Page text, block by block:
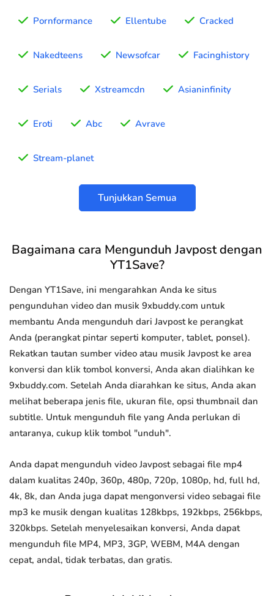
Pornformance Ellentube Cracked
Nakedteens Newsofcar Facinghistory
Serials Xstreamcdn Asianinfinity
Eroti Abc Avrave
Stream-planet
Tunjukkan Semua
Bagaimana cara Mengunduh Javpost dengan
YT1Save?
Dengan YT1Save, ini mengarahkan Anda ke situs
pengunduhan video dan musik 9xbuddy.com untuk
membantu Anda mengunduh dari Javpost ke perangkat
Anda (perangkat pintar seperti komputer, tablet, ponsel).
Rekatkan tautan sumber video atau musik Javpost ke area
konversi dan klik tombol konversi, Anda akan dialihkan ke
9xbuddy.com. Setelah Anda diarahkan ke situs, Anda akan
melihat beberapa jenis file, ukuran file, opsi thumbnail dan
subtitle. Untuk mengunduh file yang Anda perlukan di
antaranya, cukup klik tombol "unduh".
Anda dapat mengunduh video Javpost sebagai file mp4
dalam kualitas 240p, 360p, 480p, 720p, 1080p, hd, full hd,
4k, 8k, dan Anda juga dapat mengonversi video sebagai file
mp3 ke musik dengan kualitas 128kbps, 192kbps, 256kbps,
320kbps. Setelah menyelesaikan konversi, Anda dapat
mengunduh file MP4, MP3, 3GP, WEBM, M4A dengan
cepat, andal, tidak terbatas, dan gratis.